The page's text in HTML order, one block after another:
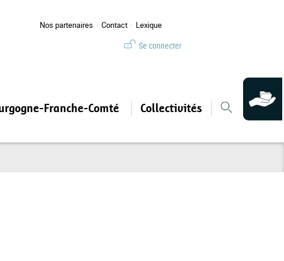
Nos partenaires Contact Lexique
Se connecter
Franche-Comté Collectivités